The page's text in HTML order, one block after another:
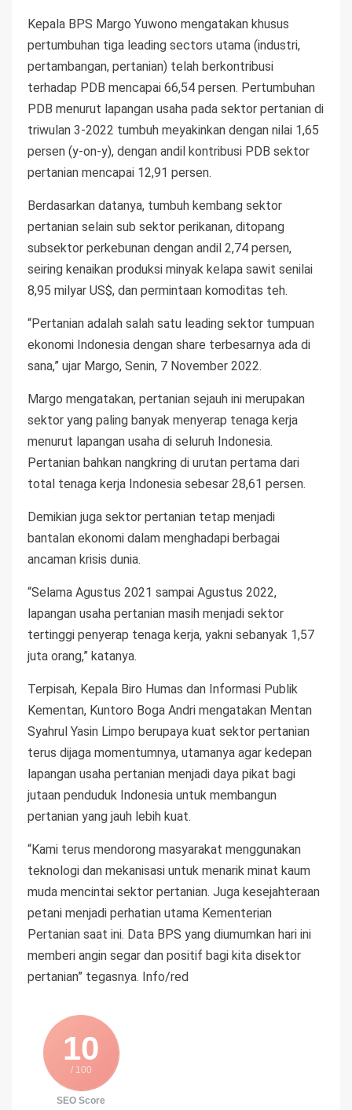
Kepala BPS Margo Yuwono mengatakan khusus
pertumbuhan tiga leading sectors utama (industri,
pertambangan, pertanian) telah berkontribusi
terhadap PDB mencapai 66,54 persen. Pertumbuhan
PDB menurut lapangan usaha pada sektor pertanian di
triwulan 3-2022 tumbuh meyakinkan dengan nilai 1,65
persen (y-on-y), dengan andil kontribusi PDB sektor
pertanian mencapai 12,91 persen.
Berdasarkan datanya, tumbuh kembang sektor
pertanian selain sub sektor perikanan, ditopang
subsektor perkebunan dengan andil 2,74 persen,
seiring kenaikan produksi minyak kelapa sawit senilai
8,95 milyar US$, dan permintaan komoditas teh.
“Pertanian adalah salah satu leading sektor tumpuan
ekonomi Indonesia dengan share terbesarnya ada di
sana,” ujar Margo, Senin, 7 November 2022.
Margo mengatakan, pertanian sejauh ini merupakan
sektor yang paling banyak menyerap tenaga kerja
menurut lapangan usaha di seluruh Indonesia.
Pertanian bahkan nangkring di urutan pertama dari
total tenaga kerja Indonesia sebesar 28,61 persen.
Demikian juga sektor pertanian tetap menjadi
bantalan ekonomi dalam menghadapi berbagai
ancaman krisis dunia.
“Selama Agustus 2021 sampai Agustus 2022,
lapangan usaha pertanian masih menjadi sektor
tertinggi penyerap tenaga kerja, yakni sebanyak 1,57
juta orang,” katanya.
Terpisah, Kepala Biro Humas dan Informasi Publik
Kementan, Kuntoro Boga Andri mengatakan Mentan
Syahrul Yasin Limpo berupaya kuat sektor pertanian
terus dijaga momentumnya, utamanya agar kedepan
lapangan usaha pertanian menjadi daya pikat bagi
jutaan penduduk Indonesia untuk membangun
pertanian yang jauh lebih kuat.
“Kami terus mendorong masyarakat menggunakan
teknologi dan mekanisasi untuk menarik minat kaum
muda mencintai sektor pertanian. Juga kesejahteraan
petani menjadi perhatian utama Kementerian
Pertanian saat ini. Data BPS yang diumumkan hari ini
memberi angin segar dan positif bagi kita disektor
pertanian” tegasnya. Info/red
10
/ 100
SEO Score